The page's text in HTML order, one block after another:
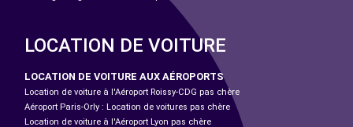
LOCATION DE VOITURE
LOCATION DE VOITURE AUX AÉROPORTS
Location de voiture à l'Aéroport Roissy-CDG pas chère
Aéroport Paris-Orly : Location de voitures pas chère
Location de voiture à l'Aéroport Lyon pas chère